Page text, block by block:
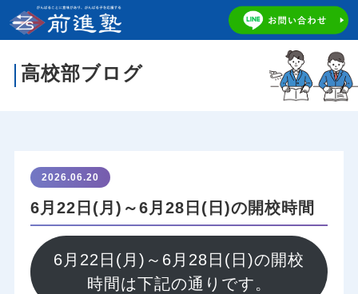
高校部ブログ
2026.06.20
6月22日(月)～6月28日(日)の開校時間
6月22日(月)～6月28日(日)の開校
時間は下記の通りです。